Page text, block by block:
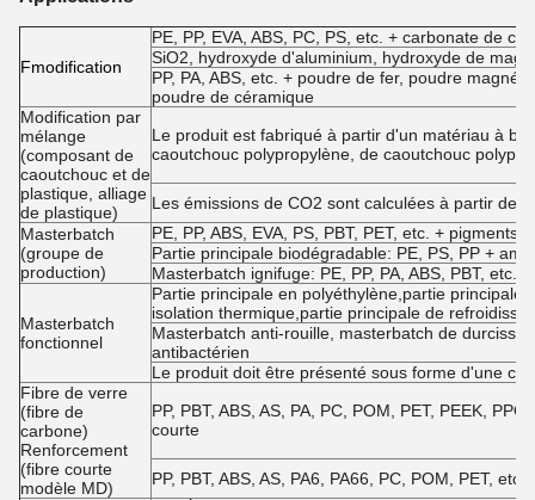
Fmodification
PE, PP, EVA, ABS, PC, PS, etc. + carbonate de
SiO2, hydroxyde d'aluminium, hydroxyde de
PP, PA, ABS, etc. + poudre de fer, poudre
poudre de céramique
Modification par
mélange
(composant de
caoutchouc et de
plastique, alliage
de plastique)
Le produit est fabriqué à partir d'un matériau à
caoutchouc polypropylène, de caoutchouc
Les émissions de CO2 sont calculées à partir de
Masterbatch
(groupe de
production)
PE, PP, ABS, EVA, PS, PBT, PET, etc. + pigments
Partie principale biodégradable: PE, PS, PP +
Masterbatch ignifuge: PE, PP, PA, ABS, PBT, etc.
Masterbatch
fonctionnel
Partie principale en polyéthylène,partie
isolation thermique,partie principale de
Masterbatch anti-rouille, masterbatch de
antibactérien
Le produit doit être présenté sous forme d'une
Fibre de verre
(fibre de
carbone)
Renforcement
(fibre courte
modèle MD)
PP, PBT, ABS, AS, PA, PC, POM, PET, PEEK,
courte
PP, PBT, ABS, AS, PA6, PA66, PC, POM, PET,